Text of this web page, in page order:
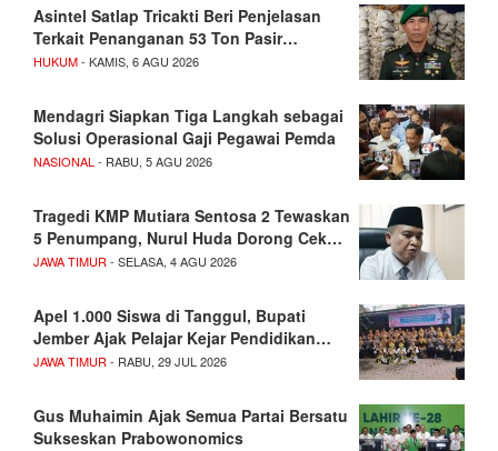
Asintel Satlap Tricakti Beri Penjelasan
Terkait Penanganan 53 Ton Pasir…
HUKUM- KAMIS, 6 AGU 2026
Mendagri Siapkan Tiga Langkah sebagai
Solusi Operasional Gaji Pegawai Pemda
NASIONAL - RABU, 5 AGU 2026
Tragedi KMP Mutiara Sentosa 2 Tewaskan
5 Penumpang, Nurul Huda Dorong Cek…
JAWA TIMUR - SELASA, 4 AGU 2026
Apel 1.000 Siswa di Tanggul, Bupati
Jember Ajak Pelajar Kejar Pendidikan…
JAWA TIMUR - RABU, 29 JUL 2026
Gus Muhaimin Ajak Semua Partai Bersatu
Sukseskan Prabowonomics